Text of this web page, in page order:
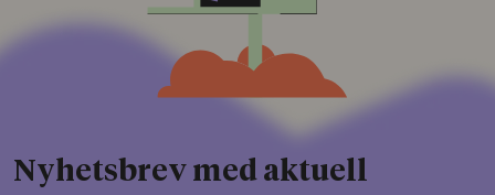
Nyhetsbrev med aktuell